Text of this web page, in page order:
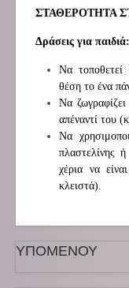
ΣΤΑΘΕΡΟΤΗΤΑ
Δράσεις για παιδιά:
Να τοποθετεί
θέση το ένα
Να
απέναντί του
Να
πλαστελίνης
χέρια να
κλειστά).
ΥΠΟΜΕΝΟΥ